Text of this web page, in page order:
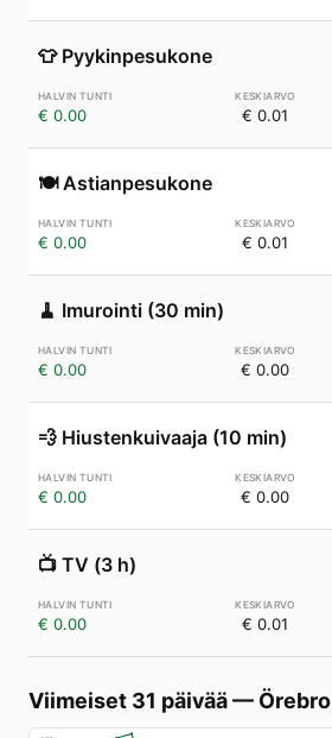
👕 Pyykinpesukone
€ 0.00 € 0.01
🍽️ Astianpesukone
€ 0.00 € 0.01
🧹 Imurointi (30 min)
€ 0.00 € 0.00
💨 Hiustenkuivaaja (10 min)
€ 0.00 € 0.00
📺 TV (3 h)
€ 0.00 € 0.01
Viimeiset 31 päivää— Örebro